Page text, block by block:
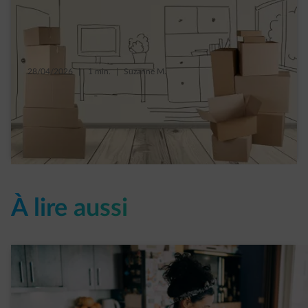
28/04/2026 | 1 min. | Suzanne M.
10 idées pour donner une deuxième vie à
vos cartons
À lire aussi